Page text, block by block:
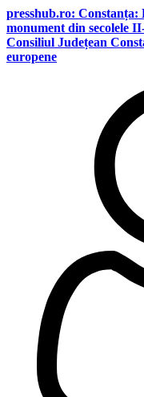
presshub.ro:
monument din secolele
Consiliul Județean
europene